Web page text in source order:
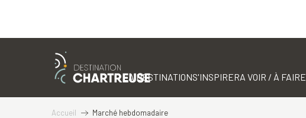
LA DESTINATIONS'INSPIRERA VOIR / À FAIRE
Accueil Marché hebdomadaire